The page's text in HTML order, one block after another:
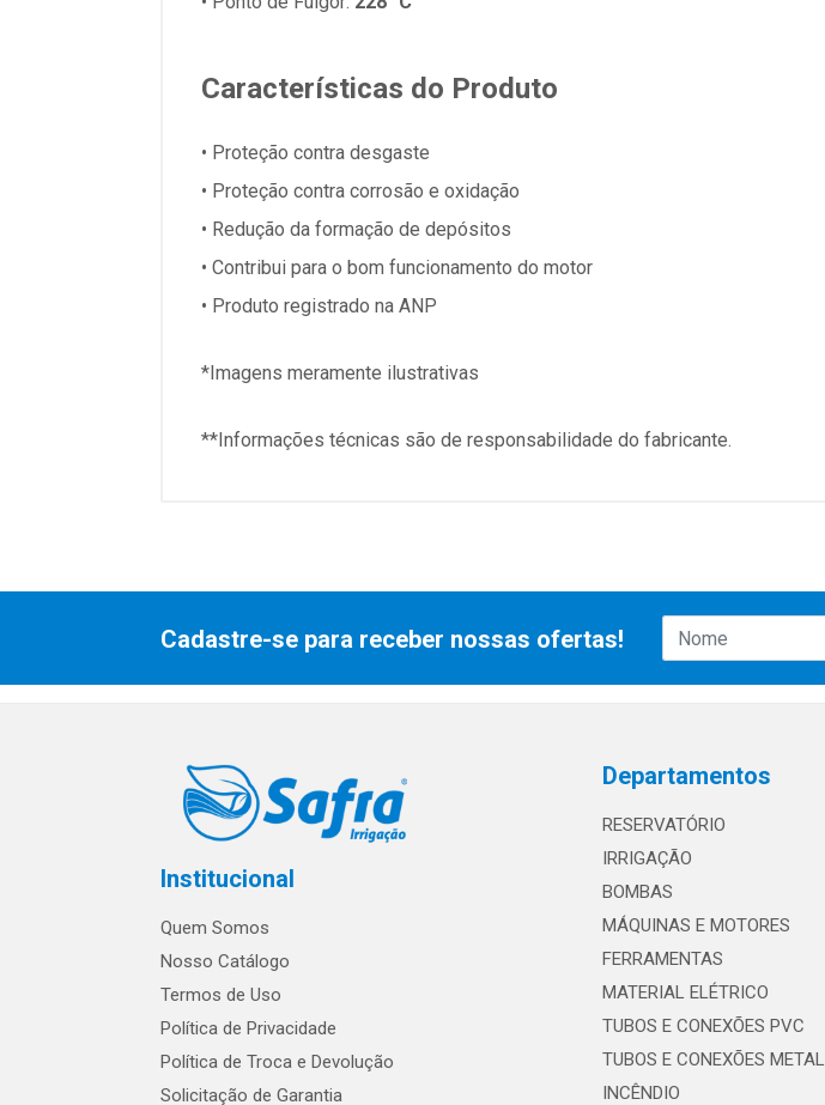
Características do Produto
• Proteção contra desgaste
• Proteção contra corrosão e oxidação
• Redução da formação de depósitos
• Contribui para o bom funcionamento do motor
• Produto registrado na ANP
*Imagens meramente ilustrativas
**Informações técnicas são de responsabilidade do fabricante.
Cadastre-se para receber nossas ofertas!
Institucional
Quem Somos
Nosso Catálogo
Termos de Uso
Política de Privacidade
Política de Troca e Devolução
Solicitação de Garantia
Departamentos
RESERVATÓRIO
IRRIGAÇÃO
BOMBAS
MÁQUINAS E MOTORES
FERRAMENTAS
MATERIAL ELÉTRICO
TUBOS E CONEXÕES PVC
TUBOS E CONEXÕES METAL
INCÊNDIO